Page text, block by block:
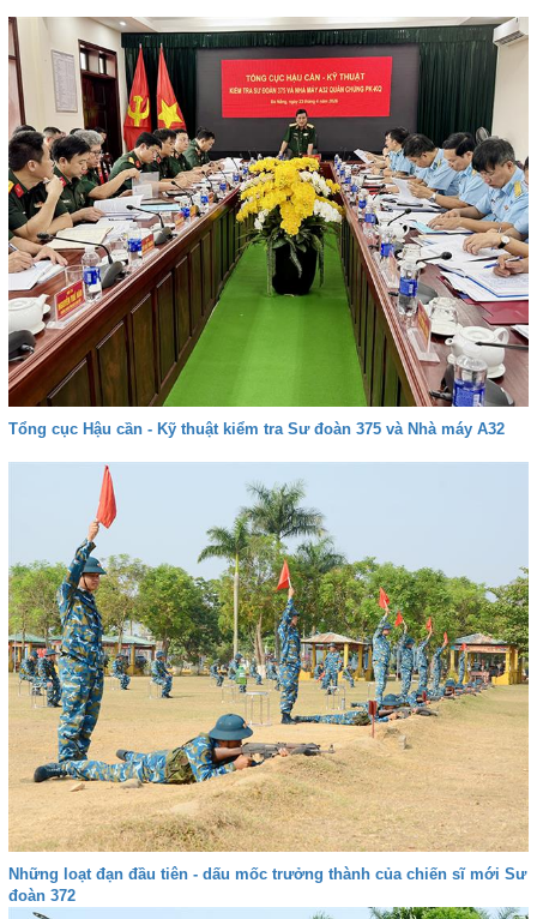
Tổng cục Hậu cần - Kỹ thuật kiểm tra Sư đoàn 375 và Nhà máy A32
Những loạt đạn đầu tiên - dấu mốc trưởng thành của chiến sĩ mới Sư
đoàn 372